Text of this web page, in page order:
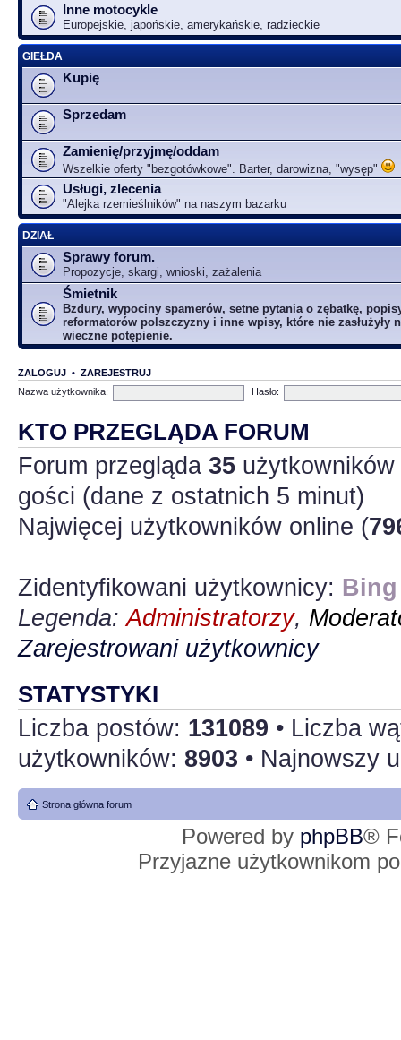
Inne motocykle
Europejskie, japońskie, amerykańskie, radzieckie
GIEŁDA
Kupię
Sprzedam
Zamienię/przyjmę/oddam
Wszelkie oferty "bezgotówkowe". Barter, darowizna, "wysęp"
Usługi, zlecenia
"Alejka rzemieślników" na naszym bazarku
DZIAŁ
Sprawy forum.
Propozycje, skargi, wnioski, zażalenia
Śmietnik
Bzdury, wypociny spamerów, setne pytania o zębatkę,
reformatorów polszczyzny i inne wpisy, które nie zasłużyły
wieczne potępienie.
ZALOGUJ • ZAREJESTRUJ
Nazwa użytkownika:
Hasło:
KTO PRZEGLĄDA FORUM
Forum przegląda 35
gości (dane z ostatnich 5 minut)
Najwięcej użytkowników online (
Zidentyfikowani użytkownicy:
Legenda:Administratorzy,
Zarejestrowani użytkownicy
STATYSTYKI
Liczba postów: 131089 • Liczba
użytkowników: 8903 • Najnowszy
Strona główna forum
Powered by phpBB®
Przyjazne użytkownikom